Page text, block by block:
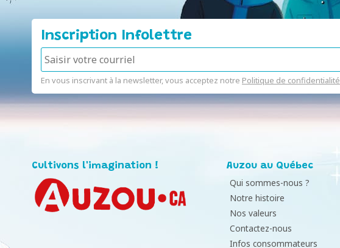
Inscription Infolettre
En vous inscrivant à la newsletter, vous acceptez notre Politique de confidentialité
Cultivons l'imagination ! Auzou au Québec
Qui sommes-nous ?
Notre histoire
Nos valeurs
Contactez-nous
Infos consommateurs